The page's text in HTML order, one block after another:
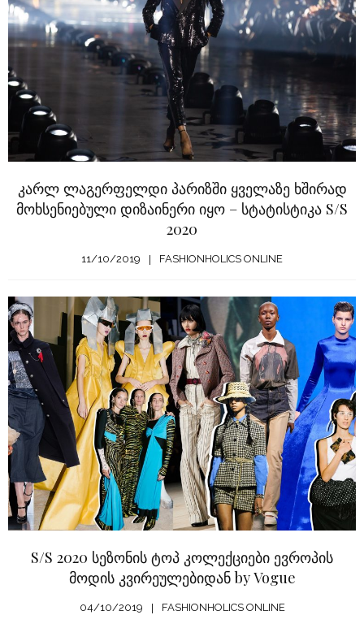
კარლ ლაგერფელდი პარიზში ყველაზე ხშირად
მოხსენიებული დიზაინერი იყო – სტატისტიკა S/S
2020
11/10/2019 FASHIONHOLICS ONLINE
S/S 2020 სეზონის ტოპ კოლექციები ევროპის
მოდის კვირეულებიდან by Vogue
04/10/2019 FASHIONHOLICS ONLINE